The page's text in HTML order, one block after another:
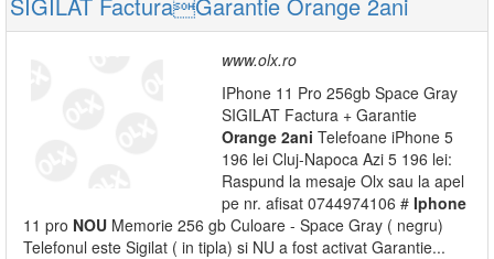
www.olx.ro
IPhone 11 Pro 256gb Space Gray
SIGILAT Factura + Garantie
Orange 2ani Telefoane iPhone 5
196 lei Cluj-Napoca Azi 5 196 lei:
Raspund la mesaje Olx sau la apel
pe nr. afisat 0744974106 # Iphone
11 pro NOU Memorie 256 gb Culoare - Space Gray ( negru)
Telefonul este Sigilat ( in tipla) si NU a fost activat Garantie...